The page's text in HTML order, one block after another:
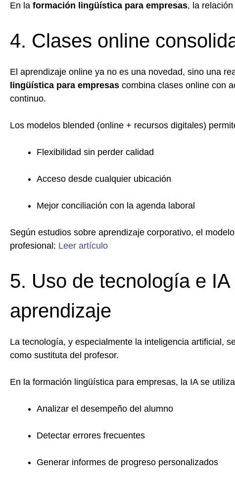
En la formación lingüística para empresas, la
4. Clases online
El aprendizaje online ya no es una novedad, sino una
lingüística para empresas combina clases online con
continuo.
Los modelos blended (online + recursos digitales)
Flexibilidad sin perder calidad
Acceso desde cualquier ubicación
Mejor conciliación con la agenda laboral
Según estudios sobre aprendizaje corporativo, el
profesional: Leer artículo
5. Uso de tecnología e
aprendizaje
La tecnología, y especialmente la inteligencia artificial,
como sustituta del profesor.
En la formación lingüística para empresas, la IA se
Analizar el desempeño del alumno
Detectar errores frecuentes
Generar informes de progreso personalizados